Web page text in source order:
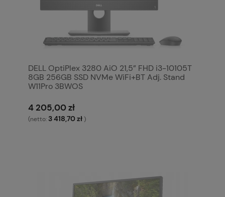
DELL OptiPlex 3280 AiO 21,5” FHD i3-10105T
8GB 256GB SSD NVMe WiFi+BT Adj. Stand
W11Pro 3BWOS
4 205,00 zł
(netto:3 418,70 zł )